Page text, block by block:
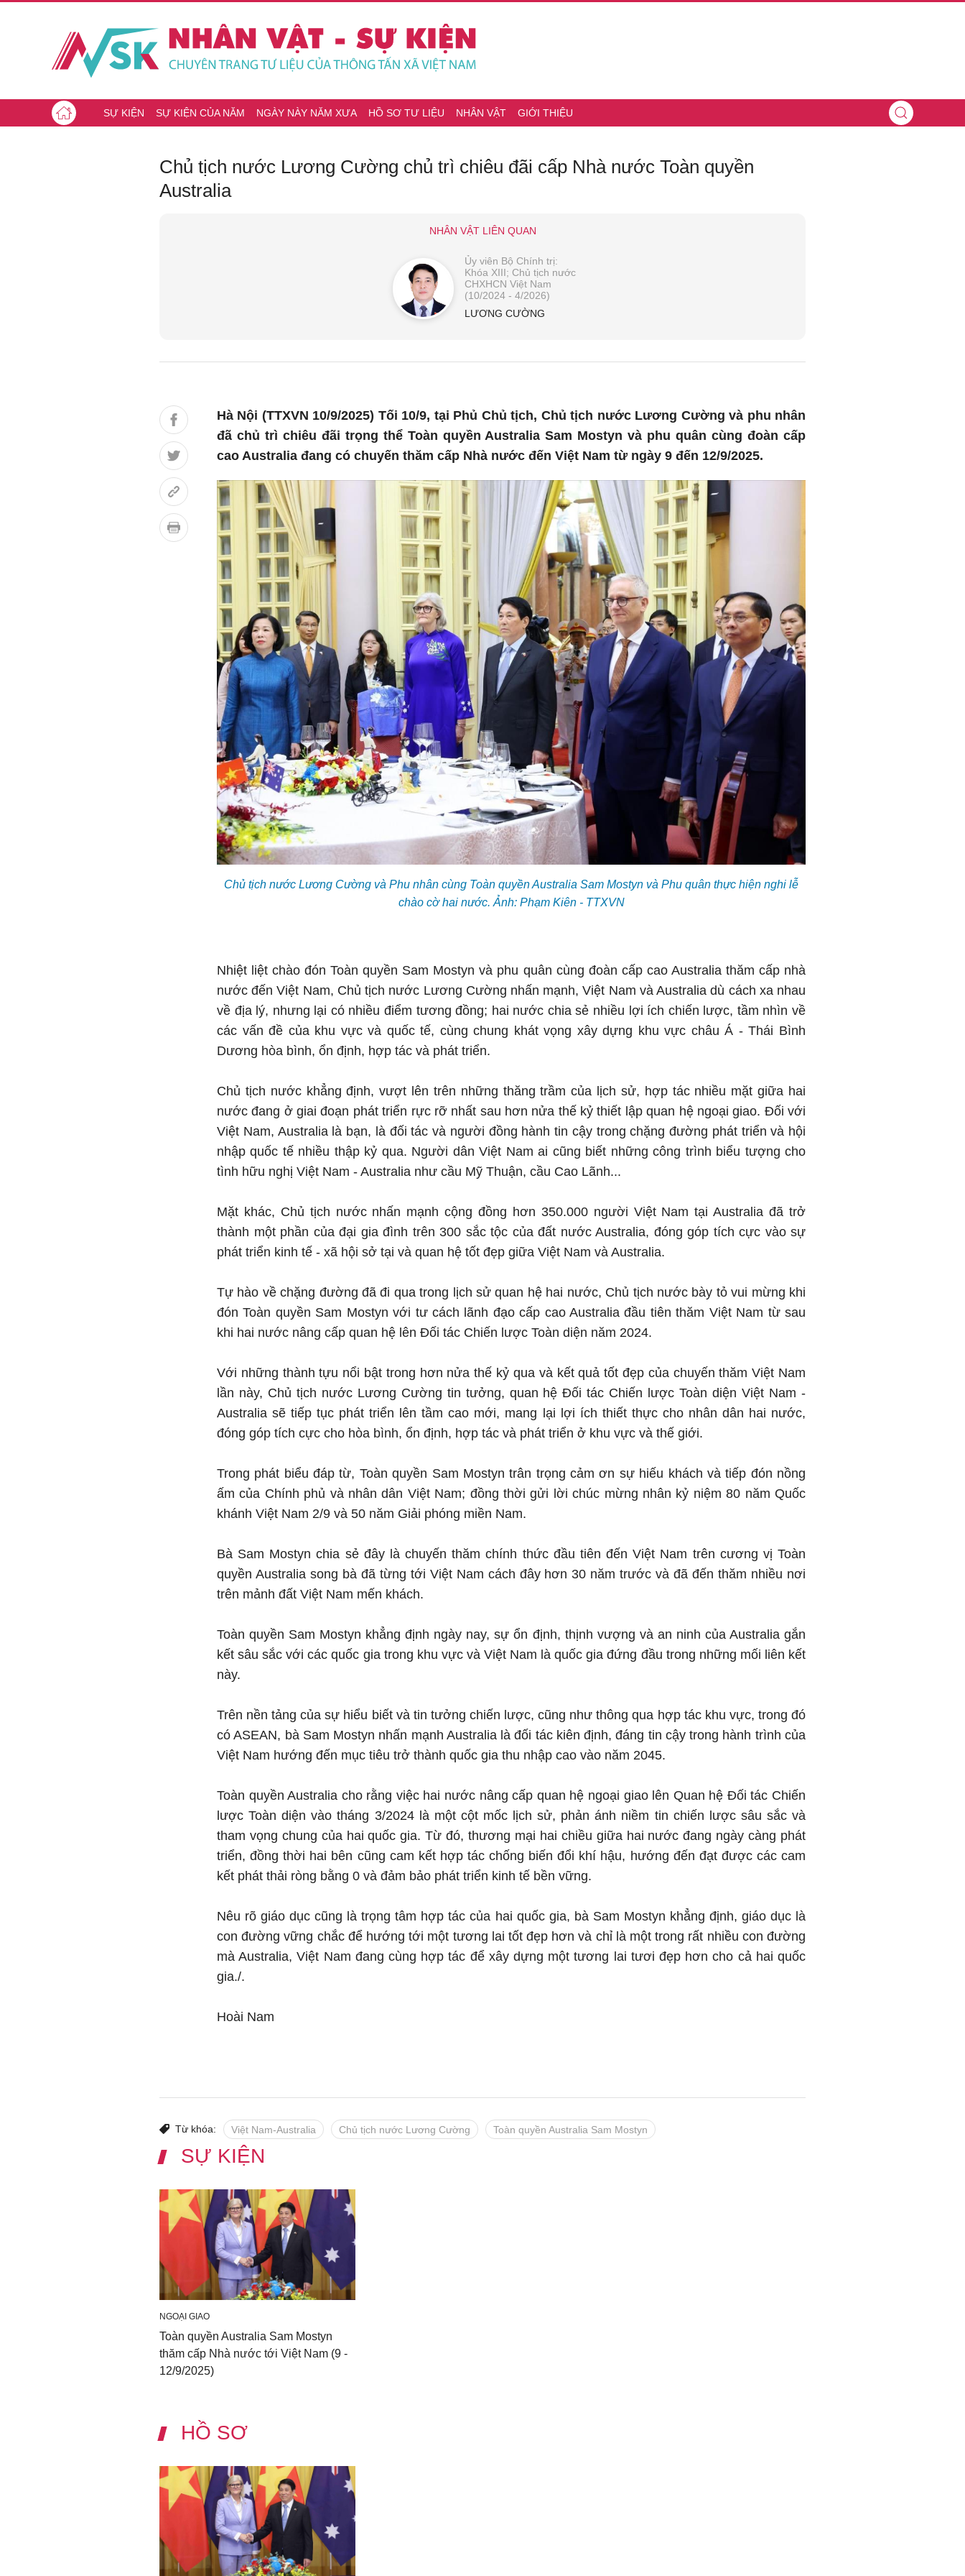
SỰ KIỆN SỰ KIỆN CỦA NĂM NGÀY NÀY NĂM XƯA HỒ SƠ TƯ LIỆU NHÂN VẬT GIỚI THIỆU
Chủ tịch nước Lương Cường chủ trì chiêu đãi cấp Nhà nước Toàn quyền
Australia
NHÂN VẬT LIÊN QUAN
Ủy viên Bộ Chính trị:
Khóa XIII; Chủ tịch nước
CHXHCN Việt Nam
(10/2024 - 4/2026)
LƯƠNG CƯỜNG
Hà Nội (TTXVN 10/9/2025) Tối 10/9, tại Phủ Chủ tịch, Chủ tịch nước Lương Cường và phu nhân
đã chủ trì chiêu đãi trọng thể Toàn quyền Australia Sam Mostyn và phu quân cùng đoàn cấp
cao Australia đang có chuyến thăm cấp Nhà nước đến Việt Nam từ ngày 9 đến 12/9/2025.
Chủ tịch nước Lương Cường và Phu nhân cùng Toàn quyền Australia Sam Mostyn và Phu quân thực hiện nghi lễ
chào cờ hai nước. Ảnh: Phạm Kiên - TTXVN
Nhiệt liệt chào đón Toàn quyền Sam Mostyn và phu quân cùng đoàn cấp cao Australia thăm cấp nhà
nước đến Việt Nam, Chủ tịch nước Lương Cường nhấn mạnh, Việt Nam và Australia dù cách xa nhau
về địa lý, nhưng lại có nhiều điểm tương đồng; hai nước chia sẻ nhiều lợi ích chiến lược, tầm nhìn về
các vấn đề của khu vực và quốc tế, cùng chung khát vọng xây dựng khu vực châu Á - Thái Bình
Dương hòa bình, ổn định, hợp tác và phát triển.
Chủ tịch nước khẳng định, vượt lên trên những thăng trầm của lịch sử, hợp tác nhiều mặt giữa hai
nước đang ở giai đoạn phát triển rực rỡ nhất sau hơn nửa thế kỷ thiết lập quan hệ ngoại giao. Đối với
Việt Nam, Australia là bạn, là đối tác và người đồng hành tin cậy trong chặng đường phát triển và hội
nhập quốc tế nhiều thập kỷ qua. Người dân Việt Nam ai cũng biết những công trình biểu tượng cho
tình hữu nghị Việt Nam - Australia như cầu Mỹ Thuận, cầu Cao Lãnh...
Mặt khác, Chủ tịch nước nhấn mạnh cộng đồng hơn 350.000 người Việt Nam tại Australia đã trở
thành một phần của đại gia đình trên 300 sắc tộc của đất nước Australia, đóng góp tích cực vào sự
phát triển kinh tế - xã hội sở tại và quan hệ tốt đẹp giữa Việt Nam và Australia.
Tự hào về chặng đường đã đi qua trong lịch sử quan hệ hai nước, Chủ tịch nước bày tỏ vui mừng khi
đón Toàn quyền Sam Mostyn với tư cách lãnh đạo cấp cao Australia đầu tiên thăm Việt Nam từ sau
khi hai nước nâng cấp quan hệ lên Đối tác Chiến lược Toàn diện năm 2024.
Với những thành tựu nổi bật trong hơn nửa thế kỷ qua và kết quả tốt đẹp của chuyến thăm Việt Nam
lần này, Chủ tịch nước Lương Cường tin tưởng, quan hệ Đối tác Chiến lược Toàn diện Việt Nam -
Australia sẽ tiếp tục phát triển lên tầm cao mới, mang lại lợi ích thiết thực cho nhân dân hai nước,
đóng góp tích cực cho hòa bình, ổn định, hợp tác và phát triển ở khu vực và thế giới.
Trong phát biểu đáp từ, Toàn quyền Sam Mostyn trân trọng cảm ơn sự hiếu khách và tiếp đón nồng
ấm của Chính phủ và nhân dân Việt Nam; đồng thời gửi lời chúc mừng nhân kỷ niệm 80 năm Quốc
khánh Việt Nam 2/9 và 50 năm Giải phóng miền Nam.
Bà Sam Mostyn chia sẻ đây là chuyến thăm chính thức đầu tiên đến Việt Nam trên cương vị Toàn
quyền Australia song bà đã từng tới Việt Nam cách đây hơn 30 năm trước và đã đến thăm nhiều nơi
trên mảnh đất Việt Nam mến khách.
Toàn quyền Sam Mostyn khẳng định ngày nay, sự ổn định, thịnh vượng và an ninh của Australia gắn
kết sâu sắc với các quốc gia trong khu vực và Việt Nam là quốc gia đứng đầu trong những mối liên kết
này.
Trên nền tảng của sự hiểu biết và tin tưởng chiến lược, cũng như thông qua hợp tác khu vực, trong đó
có ASEAN, bà Sam Mostyn nhấn mạnh Australia là đối tác kiên định, đáng tin cậy trong hành trình của
Việt Nam hướng đến mục tiêu trở thành quốc gia thu nhập cao vào năm 2045.
Toàn quyền Australia cho rằng việc hai nước nâng cấp quan hệ ngoại giao lên Quan hệ Đối tác Chiến
lược Toàn diện vào tháng 3/2024 là một cột mốc lịch sử, phản ánh niềm tin chiến lược sâu sắc và
tham vọng chung của hai quốc gia. Từ đó, thương mại hai chiều giữa hai nước đang ngày càng phát
triển, đồng thời hai bên cũng cam kết hợp tác chống biến đổi khí hậu, hướng đến đạt được các cam
kết phát thải ròng bằng 0 và đảm bảo phát triển kinh tế bền vững.
Nêu rõ giáo dục cũng là trọng tâm hợp tác của hai quốc gia, bà Sam Mostyn khẳng định, giáo dục là
con đường vững chắc để hướng tới một tương lai tốt đẹp hơn và chỉ là một trong rất nhiều con đường
mà Australia, Việt Nam đang cùng hợp tác để xây dựng một tương lai tươi đẹp hơn cho cả hai quốc
gia./.
Hoài Nam
Từ khóa: Việt Nam-Australia Chủ tịch nước Lương Cường Toàn quyền Australia Sam Mostyn
SỰ KIỆN
NGOẠI GIAO
Toàn quyền Australia Sam Mostyn
thăm cấp Nhà nước tới Việt Nam (9 -
12/9/2025)
HỒ SƠ